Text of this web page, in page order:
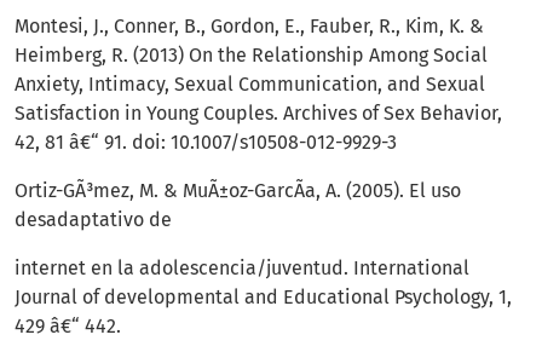
Montesi, J., Conner, B., Gordon, E., Fauber, R., Kim, K. &
Heimberg, R. (2013) On the Relationship Among Social
Anxiety, Intimacy, Sexual Communication, and Sexual
Satisfaction in Young Couples. Archives of Sex Behavior,
42, 81 â€“ 91. doi: 10.1007/s10508-012-9929-3
Ortiz-GÃ³mez, M. & MuÃ±oz-GarcÃ­a, A. (2005). El uso
desadaptativo de
internet en la adolescencia/juventud. International
Journal of developmental and Educational Psychology, 1,
429 â€“ 442.